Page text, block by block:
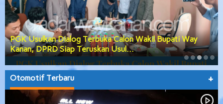
PGK Usulkan Dialog Terbuka Calon Wakil Bupati Way
Kanan, DPRD Siap Teruskan Usul…
Otomotif Terbaru +